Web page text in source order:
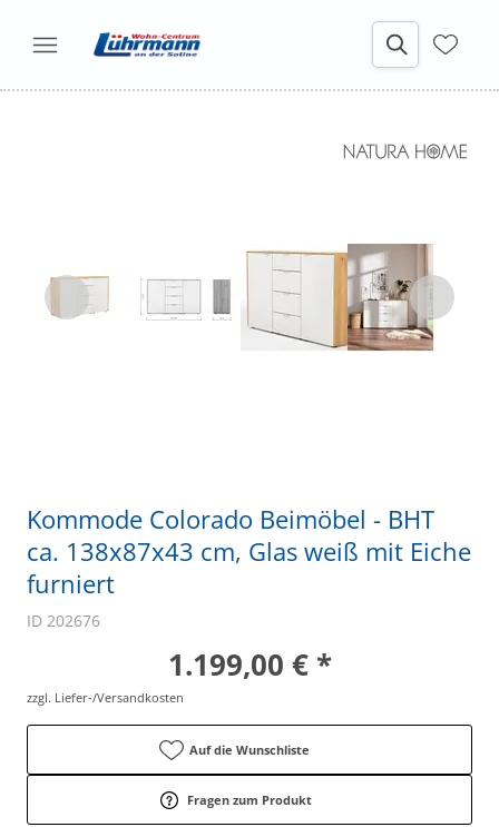
Kommode Colorado Beimöbel - BHT
ca. 138x87x43 cm, Glas weiß mit Eiche
furniert
ID 202676
1.199,00 € *
zzgl. Liefer-/Versandkosten
Auf die Wunschliste
Fragen zum Produkt